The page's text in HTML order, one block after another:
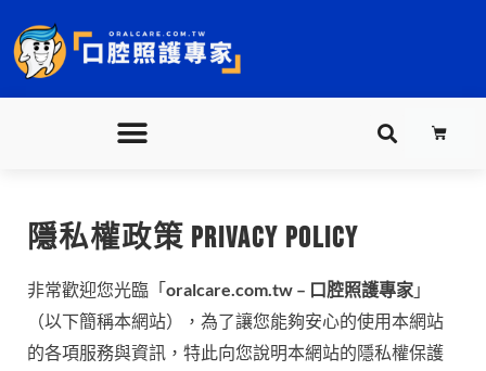
至
購
隱私權政策 PRIVACY POLICY
非常歡迎您光臨「oralcare.com.tw – 口腔照護專家」
（以下簡稱本網站），為了讓您能夠安心的使用本網站
的各項服務與資訊，特此向您說明本網站的隱私權保護